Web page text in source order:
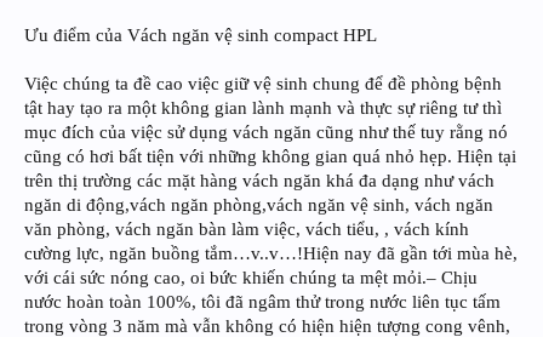
Ưu điểm của Vách ngăn vệ sinh compact HPL
Việc chúng ta đề cao việc giữ vệ sinh chung để đề phòng bệnh
tật hay tạo ra một không gian lành mạnh và thực sự riêng tư thì
mục đích của việc sử dụng vách ngăn cũng như thế tuy rằng nó
cũng có hơi bất tiện với những không gian quá nhỏ hẹp. Hiện tại
trên thị trường các mặt hàng vách ngăn khá đa dạng như vách
ngăn di động,vách ngăn phòng,vách ngăn vệ sinh, vách ngăn
văn phòng, vách ngăn bàn làm việc, vách tiểu, , vách kính
cường lực, ngăn buồng tắm…v..v…!Hiện nay đã gần tới mùa hè,
với cái sức nóng cao, oi bức khiến chúng ta mệt mỏi.– Chịu
nước hoàn toàn 100%, tôi đã ngâm thử trong nước liên tục tấm
trong vòng 3 năm mà vẫn không có hiện hiện tượng cong vênh,